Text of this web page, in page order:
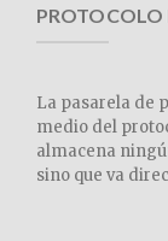
PROTOCOLO
La pasarela de
medio del
almacena
sino que va